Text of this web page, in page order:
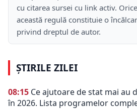
cu citarea sursei cu link activ.
această regulă constituie o
privind dreptul de autor.
ȘTIRILE ZILEI
08:15 Ce ajutoare de stat mai au
în 2026. Lista programelor